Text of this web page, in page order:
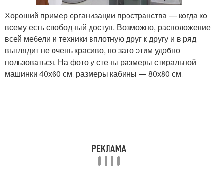
Хороший пример организации пространства — когда ко
всему есть свободный доступ. Возможно, расположение
всей мебели и техники вплотную друг к другу и в ряд
выглядит не очень красиво, но зато этим удобно
пользоваться. На фото у стены размеры стиральной
машинки 40х60 см, размеры кабины — 80х80 см.